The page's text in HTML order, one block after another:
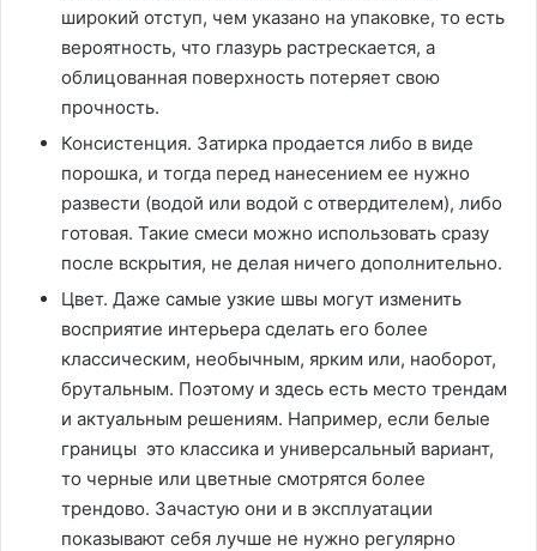
широкий отступ, чем указано на упаковке, то есть
вероятность, что глазурь растрескается, а
облицованная поверхность потеряет свою
прочность.
Консистенция. Затирка продается либо в виде
порошка, и тогда перед нанесением ее нужно
развести (водой или водой с отвердителем), либо
готовая. Такие смеси можно использовать сразу
после вскрытия, не делая ничего дополнительно.
Цвет. Даже самые узкие швы могут изменить
восприятие интерьера сделать его более
классическим, необычным, ярким или, наоборот,
брутальным. Поэтому и здесь есть место трендам
и актуальным решениям. Например, если белые
границы это классика и универсальный вариант,
то черные или цветные смотрятся более
трендово. Зачастую они и в эксплуатации
показывают себя лучше не нужно регулярно